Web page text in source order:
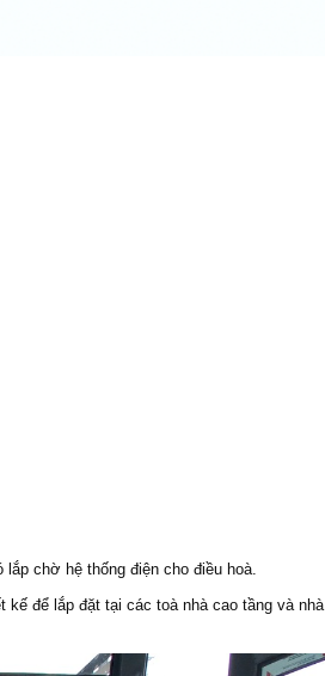
chờ hệ thống điện cho điều hoà.
để lắp đặt tại các toà nhà cao tầng và nhà